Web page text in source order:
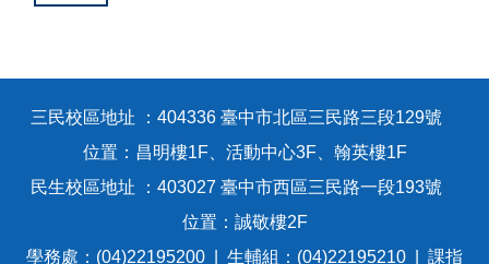
三民校區地址 ：404336 臺中市北區三民路三段129號
位置：昌明樓1F、活動中心3F、翰英樓1F
民生校區地址 ：403027 臺中市西區三民路一段193號
位置：誠敬樓2F
學務處：(04)22195200 | 生輔組：(04)22195210 | 課指